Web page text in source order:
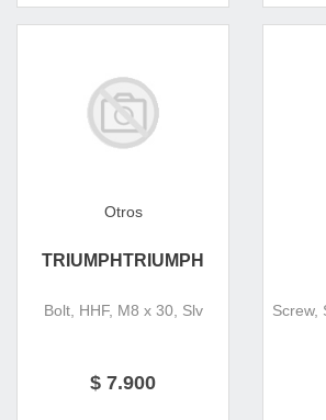
Otros
TRIUMPHTRIUMPH
Bolt, HHF, M8 x 30, Slv
$ 7.900
Screw,